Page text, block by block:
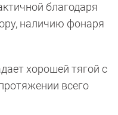
благодаря
наличию фонаря
хорошей тягой с
всего